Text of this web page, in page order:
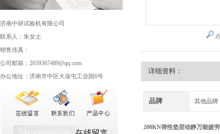
济南中研试验机有限公司
联系人：朱女士
销售传真：
公司邮箱：2659367489@qq.com
办公地址：济南市中区大庙屯工业园6号
详细资料：
品牌 其他品牌
200KN弹性垫层动静万能疲